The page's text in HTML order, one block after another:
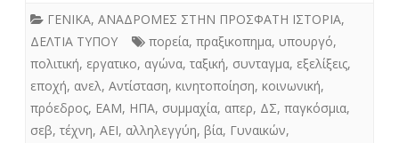
ΓΕΝΙΚΑ, ΑΝΑΔΡΟΜΕΣ ΣΤΗΝ ΠΡΟΣΦΑΤΗ ΙΣΤΟΡΙΑ,
ΔΕΛΤΙΑ ΤΥΠΟΥ
πορεία, πραξικοπημα, υπουργό,
πολιτική, εργατικο, αγώνα, ταξική, συνταγμα, εξελίξεις,
εποχή, ανελ, Αντίσταση, κινητοποίηση, κοινωνική,
πρόεδρος, ΕΑΜ, ΗΠΑ, συμμαχία, απερ, ΔΣ, παγκόσμια,
σεβ, τέχνη, ΑΕΙ, αλληλεγγύη, βία, Γυναικών,